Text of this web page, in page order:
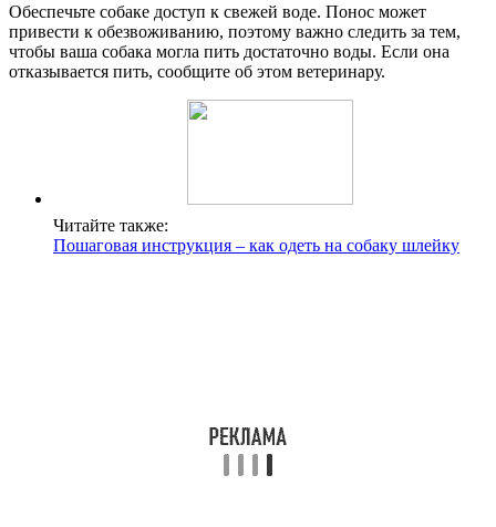
Обеспечьте собаке доступ к свежей воде. Понос может
привести к обезвоживанию, поэтому важно следить за тем,
чтобы ваша собака могла пить достаточно воды. Если она
отказывается пить, сообщите об этом ветеринару.
Читайте также:
Пошаговая инструкция – как одеть на собаку шлейку